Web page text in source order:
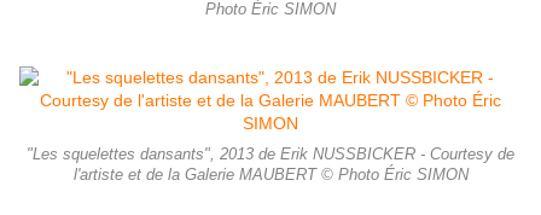
Photo Éric SIMON
"Les squelettes dansants", 2013 de Erik NUSSBICKER - Courtesy de
l'artiste et de la Galerie MAUBERT © Photo Éric SIMON